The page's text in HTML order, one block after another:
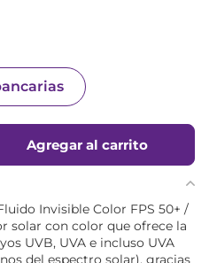
Agregar al carrito
Invisible Color FPS 50+ /
solar con color que ofrece la
UVB, UVA e incluso UVA
del espectro solar), gracias